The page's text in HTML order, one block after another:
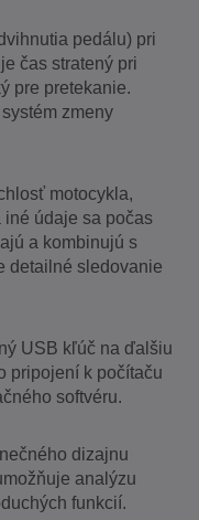
pedálu) pri
čas stratený pri
pre pretekanie.
zmeny
motocykla,
iné údaje sa počas
a kombinujú s
detailné sledovanie
USB kľúč na ďalšiu
pripojení k počítaču
softvéru.
dizajnu
analýzu
funkcií.